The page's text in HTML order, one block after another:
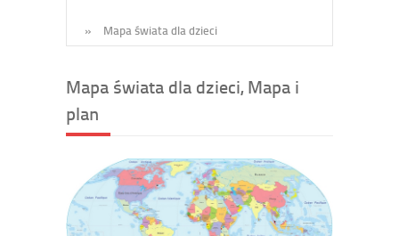
» Mapa świata dla dzieci
Mapa świata dla dzieci, Mapa i
plan